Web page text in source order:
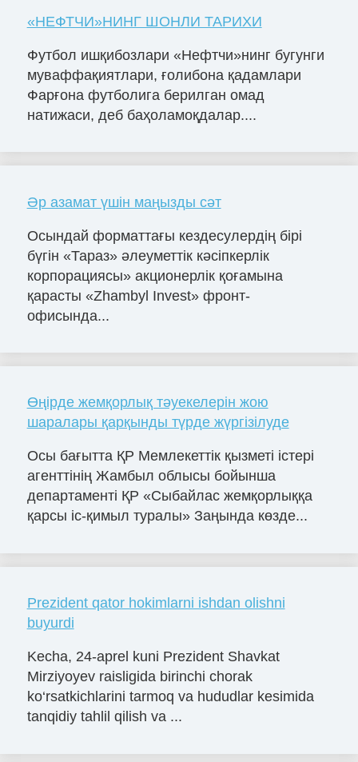
«НЕФТЧИ»НИНГ ШОНЛИ ТАРИХИ
Футбол ишқибозлари «Нефтчи»нинг бугунги
муваффақиятлари, ғолибона қадамлари
Фарғона футболига берилган омад
натижаси, деб баҳоламоқдалар....
Әр азамат үшін маңызды сәт
Осындай форматтағы кездесулердің бірі
бүгін «Тараз» әлеуметтік кәсіпкерлік
корпорациясы» акционерлік қоғамына
қарасты «Zhambyl Invest» фронт-
офисында...
Өңірде жемқорлық тәуекелерін жою
шаралары қарқынды түрде жүргізілуде
Осы бағытта ҚР Мемлекеттік қызметі істері
агенттінің Жамбыл облысы бойынша
департаменті ҚР «Сыбайлас жемқорлыққа
қарсы іс-қимыл туралы» Заңында көзде...
Prezident qator hokimlarni ishdan olishni
buyurdi
Kecha, 24-aprel kuni Prezident Shavkat
Mirziyoyev raisligida birinchi chorak
ko‘rsatkichlarini tarmoq va hududlar kesimida
tanqidiy tahlil qilish va ...